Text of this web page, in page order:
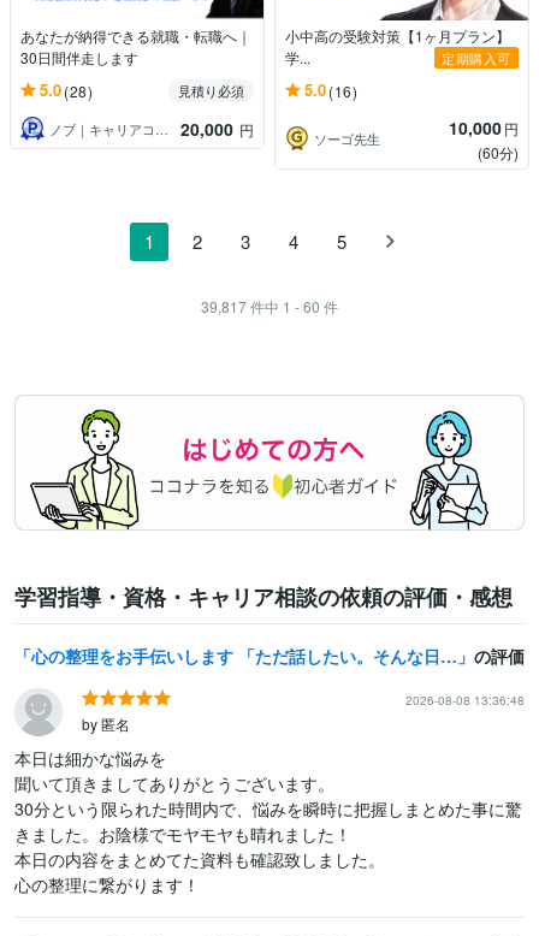
あなたが納得できる就職・転職へ｜
30日間伴走します
5.0(28)
見積り必須
ノブ｜キャリアコンサルタント×人事
20,000 円
小中高の受験対策【1ヶ月プラン】
学...
定期購入可
5.0(16)
ソーゴ先生 10,000円
(60分)
1 2 3 4 5
39,817件中 1 - 60 件
学習指導・資格・キャリア相談の依頼の評価・感想
心の整理をお手伝いします 「ただ話したい。そんな日に。」 の評価
2026-08-08 13:36:48
by 匿名
本日は細かな悩みを
聞いて頂きましてありがとうございます。
30分という限られた時間内で、悩みを瞬時に把握しまとめた事に驚
きました。お陰様でモヤモヤも晴れました！
本日の内容をまとめてた資料も確認致しました。
心の整理に繋がります！